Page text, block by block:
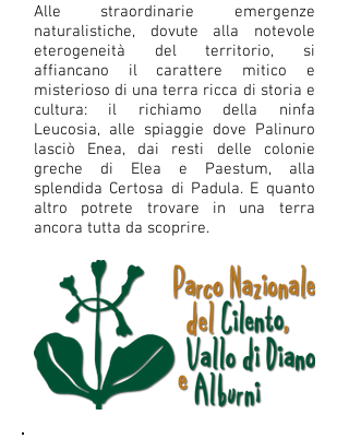
Alle straordinarie emergenze
naturalistiche, dovute alla notevole
eterogeneità del territorio, si
affiancano il carattere mitico e
misterioso di una terra ricca di storia e
cultura: il richiamo della ninfa
Leucosia, alle spiaggie dove Palinuro
lasciò Enea, dai resti delle colonie
greche di Elea e Paestum, alla
splendida Certosa di Padula. E quanto
altro potrete trovare in una terra
ancora tutta da scoprire.